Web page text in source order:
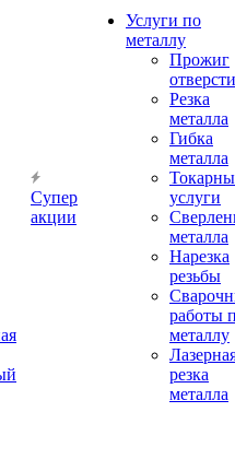
Супер
акции
Услуги по
металлу
Прожиг
Резка
металла
Гибка
металла
услуги
металла
Нарезка
резьбы
работы
металлу
резка
металла